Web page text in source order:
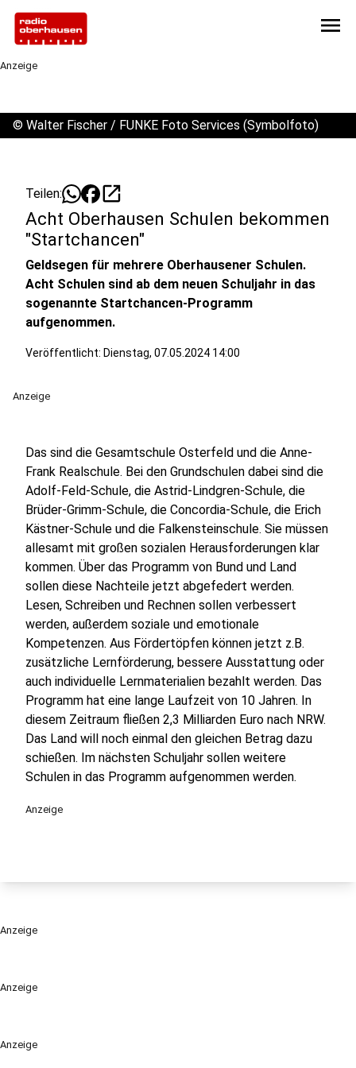
menu
Anzeige
Anzeige
Anzeige
© Walter Fischer / FUNKE Foto Services (Symbolfoto)
Teilen: open_in_new
Acht Oberhausen Schulen bekommen
"Startchancen"
Geldsegen für mehrere Oberhausener Schulen.
Acht Schulen sind ab dem neuen Schuljahr in das
sogenannte Startchancen-Programm
aufgenommen.
Veröffentlicht: Dienstag, 07.05.2024 14:00
Anzeige
Das sind die Gesamtschule Osterfeld und die Anne-
Frank Realschule. Bei den Grundschulen dabei sind die
Adolf-Feld-Schule, die Astrid-Lindgren-Schule, die
Brüder-Grimm-Schule, die Concordia-Schule, die Erich
Kästner-Schule und die Falkensteinschule. Sie müssen
allesamt mit großen sozialen Herausforderungen klar
kommen. Über das Programm von Bund und Land
sollen diese Nachteile jetzt abgefedert werden.
Lesen, Schreiben und Rechnen sollen verbessert
werden, außerdem soziale und emotionale
Kompetenzen. Aus Fördertöpfen können jetzt z.B.
zusätzliche Lernförderung, bessere Ausstattung oder
auch individuelle Lernmaterialien bezahlt werden. Das
Programm hat eine lange Laufzeit von 10 Jahren. In
diesem Zeitraum fließen 2,3 Milliarden Euro nach NRW.
Das Land will noch einmal den gleichen Betrag dazu
schießen. Im nächsten Schuljahr sollen weitere
Schulen in das Programm aufgenommen werden.
Anzeige
Anzeige